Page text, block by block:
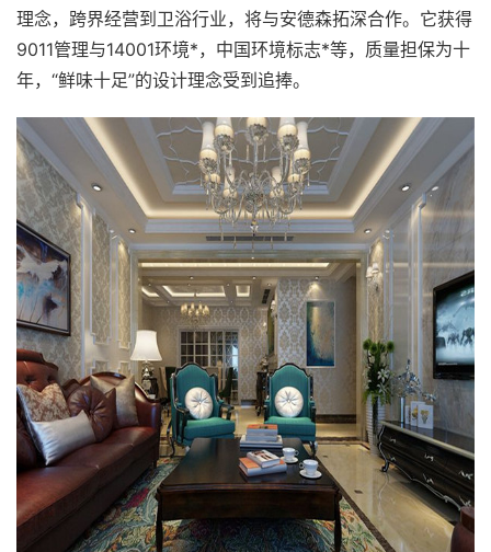
理念，跨界经营到卫浴行业，将与安德森拓深合作。它获得
9011管理与14001环境*，中国环境标志*等，质量担保为十
年，“鲜味十足”的设计理念受到追捧。